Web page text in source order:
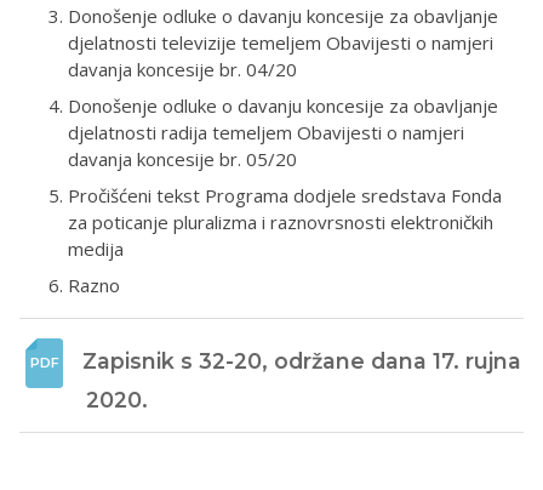
Donošenje odluke o davanju koncesije za obavljanje
djelatnosti televizije temeljem Obavijesti o namjeri
davanja koncesije br. 04/20
Donošenje odluke o davanju koncesije za obavljanje
djelatnosti radija temeljem Obavijesti o namjeri
davanja koncesije br. 05/20
Pročišćeni tekst Programa dodjele sredstava Fonda
za poticanje pluralizma i raznovrsnosti elektroničkih
medija
Razno
Zapisnik s 32-20, održane dana 17. rujna
2020.